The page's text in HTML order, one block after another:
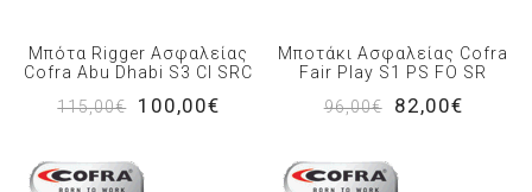
Μπότα Rigger Ασφαλείας
Cofra Abu Dhabi S3 CI SRC
115,00€
100,00€
Μποτάκι Ασφαλείας Cofra
Fair Play S1 PS FO SR
96,00€
82,00€